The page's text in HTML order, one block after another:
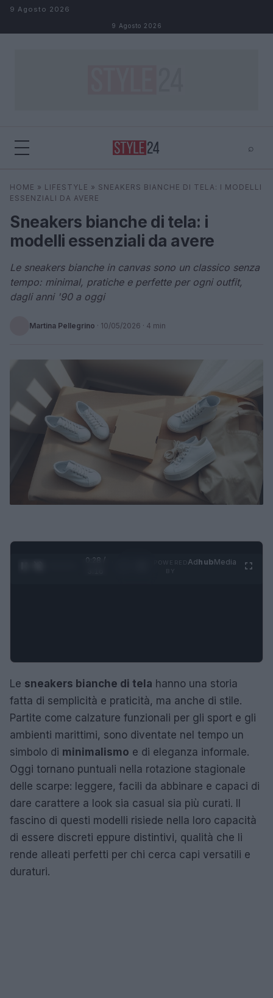
Salta al contenuto
9 Agosto 2026
9 Agosto 2026
⌕
Cerca ⌕ ×
HOME » LIFESTYLE » SNEAKERS BIANCHE DI TELA: I MODELLI
ESSENZIALI DA AVERE
Sneakers bianche di tela: i
modelli essenziali da avere
Le sneakers bianche in canvas sono un classico senza
tempo: minimal, pratiche e perfette per ogni outfit,
dagli anni '90 a oggi
Martina Pellegrino · 10/05/2026 · 4 min
0:29 /
AdhubMedia
Le sneakers bianche di tela hanno una storia
fatta di semplicità e praticità, ma anche di stile.
Partite come calzature funzionali per gli sport e gli
ambienti marittimi, sono diventate nel tempo un
simbolo di minimalismo e di eleganza informale.
Oggi tornano puntuali nella rotazione stagionale
delle scarpe: leggere, facili da abbinare e capaci di
dare carattere a look sia casual sia più curati. Il
fascino di questi modelli risiede nella loro capacità
di essere discreti eppure distintivi, qualità che li
rende alleati perfetti per chi cerca capi versatili e
duraturi.